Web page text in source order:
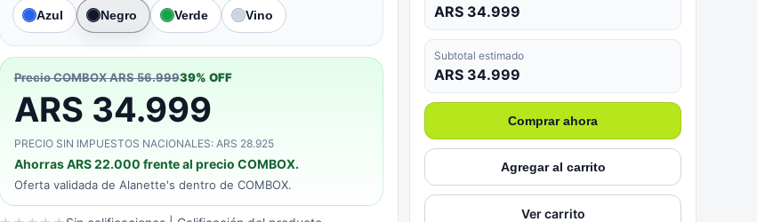
Azul Negro Verde Vino
Precio COMBOXARS 56.99939% OFF
ARS 34.999
PRECIO SIN IMPUESTOS NACIONALES: ARS 28.925
AhorrasARS 22.000 frente al precio COMBOX.
Oferta validada de Alanette's dentro de COMBOX.
ARS 34.999
Subtotal estimado
ARS 34.999
Comprar ahora
Agregar al carrito
Ver carrito